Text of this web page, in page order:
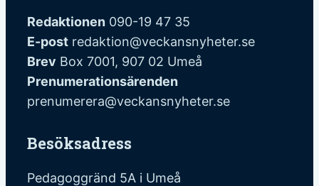
Redaktionen 090-19 47 35
E-post redaktion@veckansnyheter.se
Brev Box 7001, 907 02 Umeå
Prenumerationsärenden
prenumerera@veckansnyheter.se
Besöksadress
Pedagoggränd 5A i Umeå